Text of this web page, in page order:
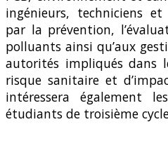
ingénieurs, techniciens
par la prévention,
polluants ainsi qu’aux
autorités impliqués dans
risque sanitaire et
intéressera également
étudiants de troisième